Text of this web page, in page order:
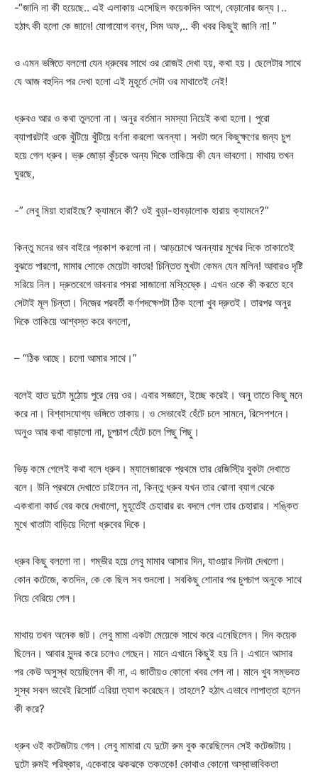
-“জানি না কী হয়েছে.. এই এলাকায় এসেছিল কয়েকদিন আগে, বেড়ানোর জন্য।..
হঠাৎ কী হলো কে জানে! যোগাযোগ বন্ধ, সিম অফ,.. কী খবর কিছুই জানি না! ”
ও এমন ভঙ্গিতে বললো যেন ধ্রুবের সাথে ওর রোজই দেখা হয়, কথা হয়। ছেলেটার সাথে
যে আজ বহুদিন পর দেখা হলো এই মুহূর্তে সেটা ওর মাথাতেই নেই!
ধ্রুবও আর ও কথা তুললো না। অনুর বর্তমান সমস্যা নিয়েই কথা হলো। পুরো
ব্যাপারটাই ওকে খুঁটিয়ে খুঁটিয়ে বর্ণনা করলো অনন্যা। সবটা শুনে কিছুক্ষণের জন্য চুপ
হয়ে গেল ধ্রুব। ভ্রু জোড়া কুঁচকে অন্য দিকে তাকিয়ে কী যেন ভাবলো। মাথায় তখন
ঘুরছে,
-” লেবু মিয়া হারাইছে? ক্যামনে কী? ওই বুড়া-হাবড়ালোক হারায় ক্যামনে?”
কিন্তু মনের ভাব বাইরে প্রকাশ করলো না। আড়চোখে অনন্যার মুখের দিকে তাকাতেই
বুঝতে পারলো, মামার শোকে মেয়েটা কাতর! চিন্তিত মুখটা কেমন যেন মলিন! আবারও দৃষ্টি
সরিয়ে নিল। দ্রুতবেগে ভাবনার পসরা সাজালো মস্তিষ্কে। এখন ওকে কী করতে হবে
সেটাই মূল চিন্তা। নিজের পরবর্তী কর্ণপদক্ষেপটা ঠিক হলো খুব দ্রুতই। তারপর অনুর
দিকে তাকিয়ে আশ্বস্ত করে বললো,
– “ঠিক আছে। চলো আমার সাথে।”
বলেই হাত দুটো মুঠোয় পুরে নেয় ওর। এবার সজ্ঞানে, ইচ্ছে করেই। অনু তাতে কিছু মনে
করে না। বিশ্বাসযোগ্য ভঙ্গিতে তাকায়। ও সেভাবেই হেঁটে চলে সামনে, রিসেপশনে।
অনুও আর কথা বাড়ালো না, চুপচাপ হেঁটে চলে পিছু পিছু।
ভিড় কমে গেলেই কথা বলে ধ্রুব। ম্যানেজারকে প্রথমে তার রেজিস্ট্রি বুকটা দেখাতে
বলে। উনি প্রথমে দেখাতে চাইলেন না, কিন্তু ধ্রুব যখন তার ঝোলা ব্যাগ থেকে
একখানা কার্ড বের করে দেখালো, মুহূর্তেই চেহারার রং বদলে গেল তার চেহারার। শঙ্কিত
মুখে খাতাটা বাড়িয়ে দিলো ধ্রুবের দিকে।
ধ্রুব কিছু বললো না। গম্ভীর হয়ে লেবু মামার আসার দিন, যাওয়ার দিনটা দেখলো।
কোন কটেজে, কতদিন, কে কে ছিল সব শুনলো। সবকিছু শোনার পর চুপচাপ অনুকে সাথে
নিয়ে বেরিয়ে গেল।
মাথায় তখন অনেক জট। লেবু মামা একটা মেয়েকে সাথে করে এনেছিলেন। দিন কয়েক
ছিলেন। আবার সুন্দর করে চলেও গেছেন। মানে এখানে কিছুই হয় নি। এখানে আসার
পর কেউ অসুস্থ হয়েছিলেন কী না, এ জাতীয়ও কোনো খবর পেল না। মানে খুব সম্ভবত
সুস্থ সবল ভাবেই রিসোর্ট এরিয়া ত্যাগ করেছেন। তাহলে? হঠাৎ এভাবে লাপাত্তা হলেন
কী করে?
ধ্রুব ওই কটেজটায় গেল। লেবু মামারা যে দুটো রুম বুক করেছিলেন সেই কটেজটায়।
দুটো রুমই পরিষ্কার, একেবারে ঝকঝকে তকতকে! কোথাও কোনো অস্বাভাবিকতা